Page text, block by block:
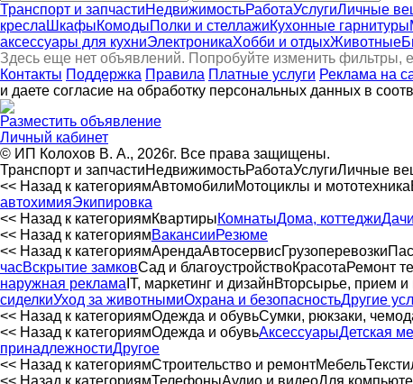
Транспорт и запчастиНедвижимостьРаботаУслугиЛичные
кресла ШкафыКомодыПолки и стеллажиКухонные гарнитуры
аксессуары для кухниЭлектроникаХобби и отдыхЖивотные
Здесь еще нет объявлений. Попробуйте изменить фильтры,
Контакты Поддержка Правила Платные услуги Реклама на
и даете согласие на обработку персональных данных в
Разместить объявление
Личный кабинет
© ИП Колохов В. А., 2026г. Все права защищены.
Транспорт и запчастиНедвижимостьРаботаУслугиЛичные
<< Назад к категориямАвтомобилиМотоциклы и мототехника
автохимияЭкипировка
<< Назад к категориямКвартирыКомнатыДома, коттеджиДачи
<< Назад к категориямВакансииРезюме
<< Назад к категориямАрендаАвтосервиcГрузоперевозки
часВскрытие замковСад и благоустройствоКрасотаРемонт
наружная реклама IT, маркетинг и дизайнВторсырье, прием и
сиделкиУход за животнымиОхрана и безопасностьДругие
<< Назад к категориямОдежда и обувьСумки, рюкзаки,
<< Назад к категориямОдежда и обувьАксессуарыДетская
принадлежностиДругое
<< Назад к категориямСтроительство и ремонтМебель
<< Назад к категориямТелефоныАудио и видеоДля